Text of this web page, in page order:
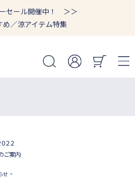
セール開催中！ ＞＞
め／涼アイテム特集
ご案内
せ